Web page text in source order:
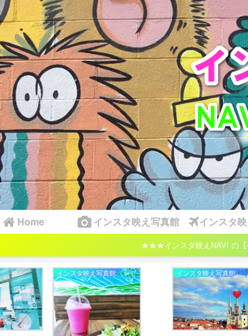
Home インスタ映え写真館 インスタ
★★★インスタ映えNAVI の
インスタ映え写真館 インスタ映え写真館